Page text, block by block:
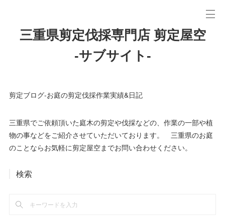
三重県剪定伐採専門店 剪定屋空
-サブサイト-
剪定ブログ-お庭の剪定伐採作業実績&日記
三重県でご依頼頂いた庭木の剪定や伐採などの、作業の一部や植
物の事などをご紹介させていただいております。 三重県のお庭
のことならお気軽に剪定屋空までお問い合わせください。
検索